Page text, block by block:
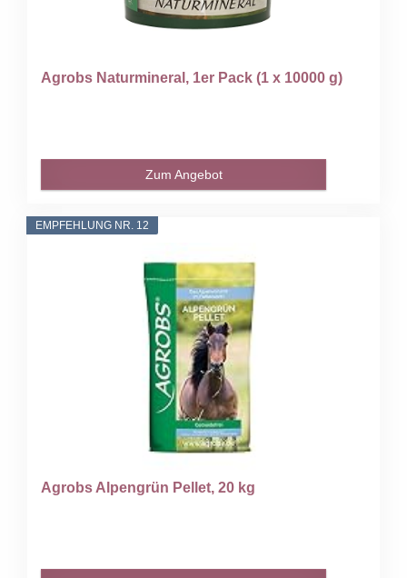
Agrobs Naturmineral, 1er Pack (1 x 10000 g)
Zum Angebot
EMPFEHLUNG NR. 12
Agrobs Alpengrün Pellet, 20 kg